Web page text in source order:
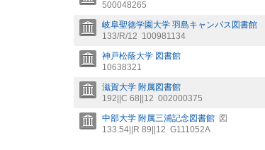
500048265
岐阜聖徳学園大学 羽島キャンパス図書館
133/R/12 100981134
神戸松蔭大学 図書館
10638321
滋賀大学 附属図書館
192||C 68||12 002000375
中部大学 附属三浦記念図書館 図
133.54||R 89||12 G111052A